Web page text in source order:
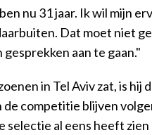
nu 31 jaar. Ik wil mijn
Dat moet niet
aan te gaan."
in Tel Aviv zat, is hij
competitie blijven
selectie al eens heeft zien